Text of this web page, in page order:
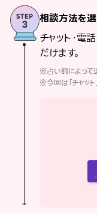
相談方法を
チャット・電
だけます。
※占い師によって
※今回は「チャッ